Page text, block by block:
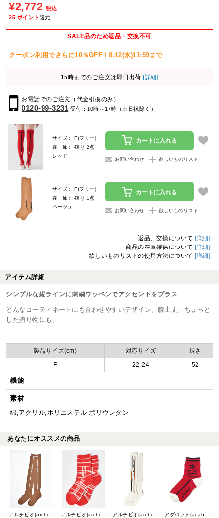
¥2,772 税込
25 ポイント 還元
SALE品のため返品・交換不可
クーポン利用でさらに10％OFF！8.12(水)11:59まで
15時までのご注文は即日出荷 [詳細]
お電話でのご注文（代金引換のみ）
0120-99-3231 受付：10時～17時（土日祝除く）
サイズ： F(フリー)
在 庫： 残り 2点
レッド
カートに入れる
お問い合わせ 欲しいものリスト
サイズ： F(フリー)
在 庫： 残り 1点
ベージュ
カートに入れる
お問い合わせ 欲しいものリスト
返品、交換について [詳細]
商品の在庫確保について [詳細]
欲しいものリストの使用方法について [詳細]
アイテム詳細
シンプルな縦ラインに刺繍ワッペンでアクセントをプラス
どんなコーディネートにも合わせやすいデザイン。膝上丈。ちょっと
した贈り物にも。
製品サイズ(cm) 対応サイズ 長さ
F 22-24 52
機能
素材
綿,アクリル,ポリエステル,ポリウレタン
あなたにオススメの商品